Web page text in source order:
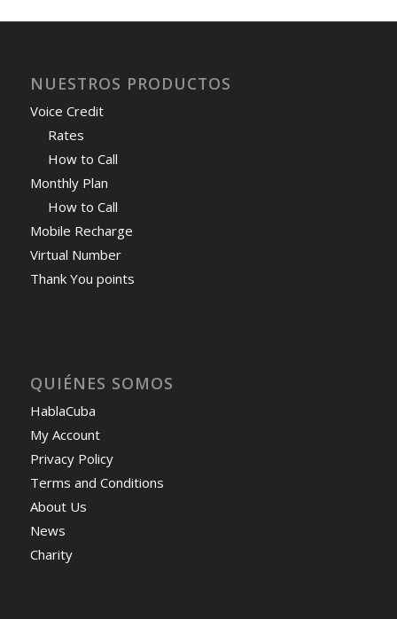
NUESTROS PRODUCTOS
Voice Credit
Rates
How to Call
Monthly Plan
How to Call
Mobile Recharge
Virtual Number
Thank You points
QUIÉNES SOMOS
HablaCuba
My Account
Privacy Policy
Terms and Conditions
About Us
News
Charity